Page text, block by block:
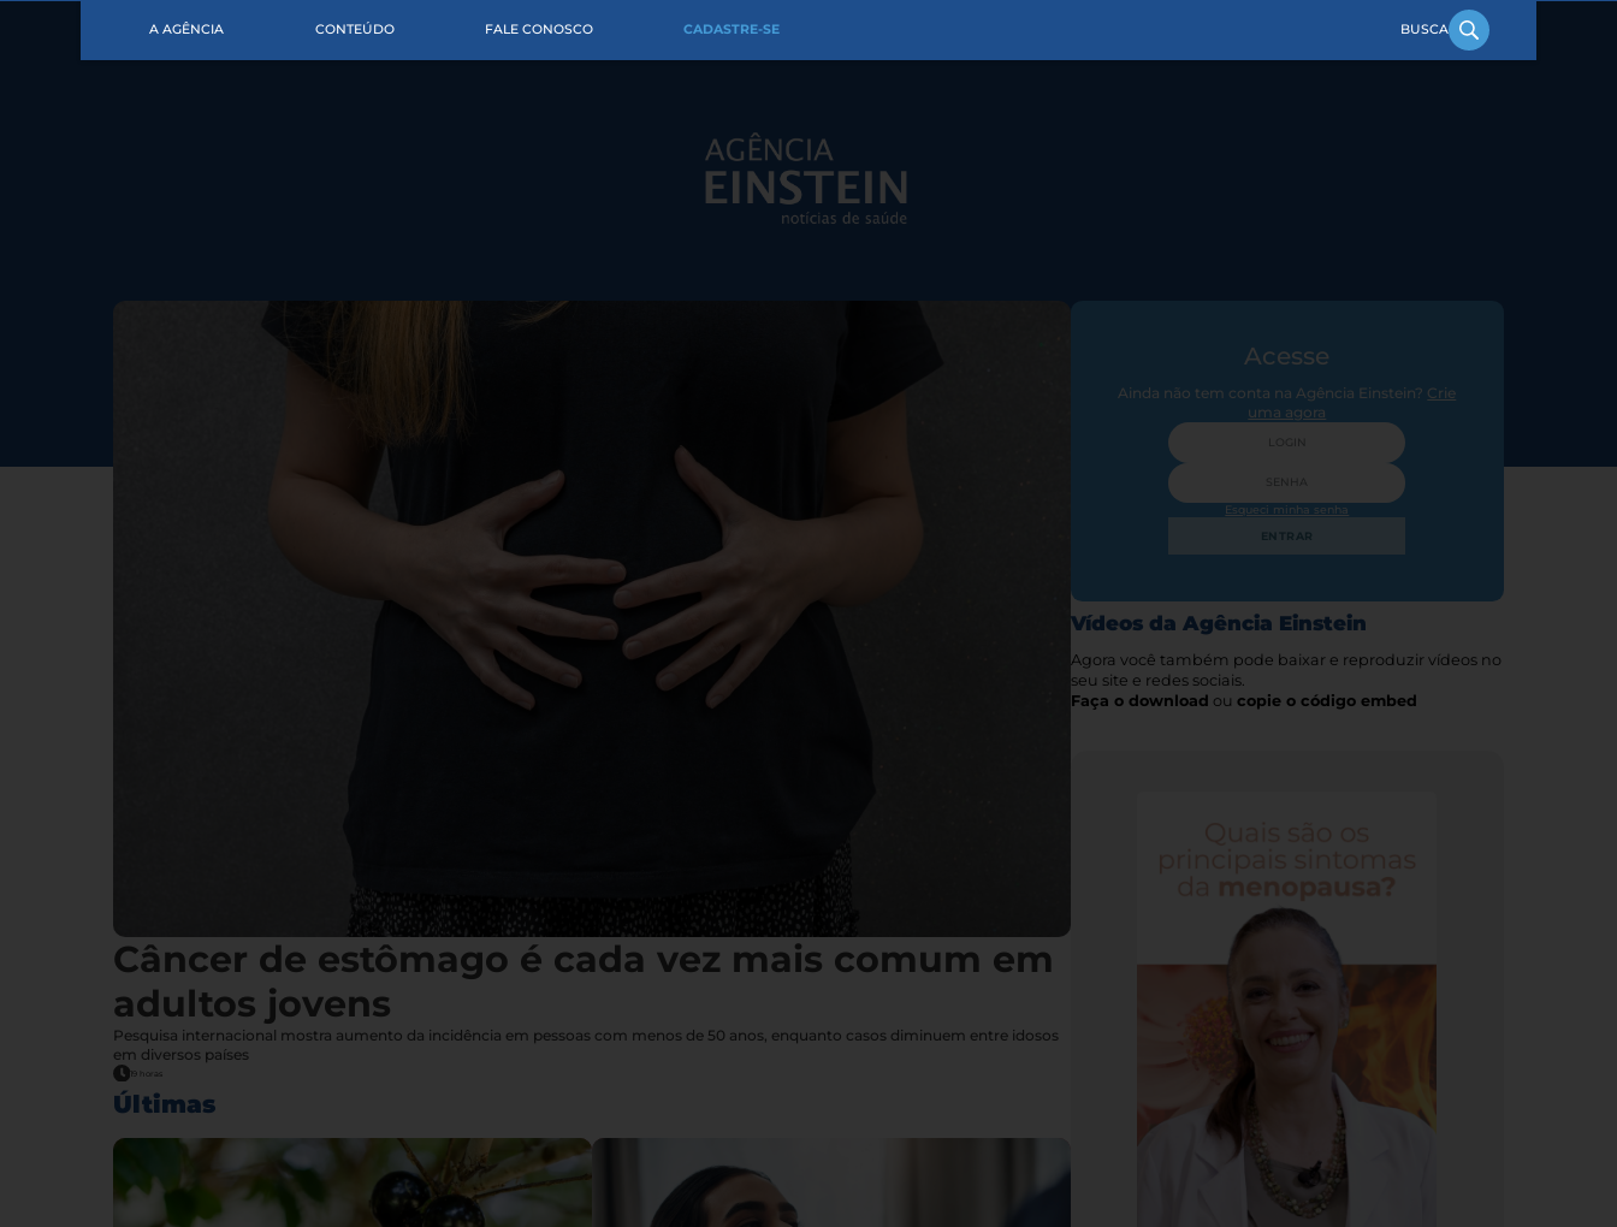
A AGÊNCIA CONTEÚDO FALE CONOSCO CADASTRE-SE
Câncer de estômago é cada vez mais comum em
adultos jovens
Pesquisa internacional mostra aumento da incidência em pessoas com menos de 50 anos, enquanto casos diminuem entre idosos
em diversos países
19 horas
Últimas
Acesse
Ainda não tem conta na Agência Einstein? Crie
uma agora
Esqueci minha senha
ENTRAR
Vídeos da Agência Einstein
Agora você também pode baixar e reproduzir vídeos no
seu site e redes sociais.
Faça o download ou copie o código embed